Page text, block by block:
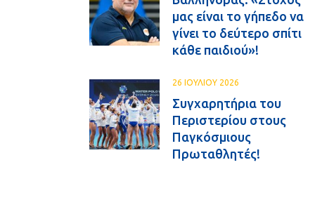
μας είναι το γήπεδο να
γίνει το δεύτερο σπίτι
κάθε παιδιού»!
26 ΙΟΥΛΙΟΥ 2026
Συγχαρητήρια του
Περιστερίου στους
Παγκόσμιους
Πρωταθλητές!